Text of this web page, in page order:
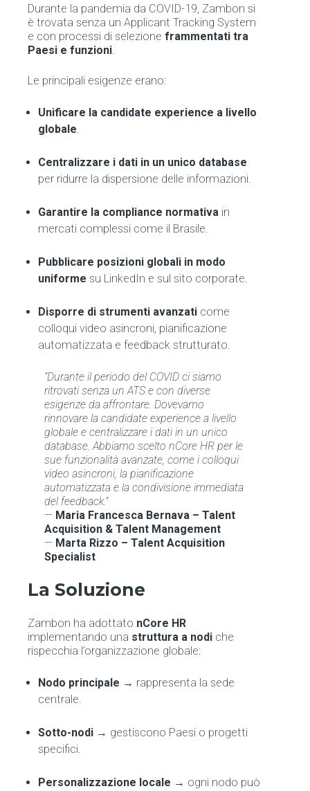
Durante la pandemia da COVID-19, Zambon si
è trovata senza un Applicant Tracking System
e con processi di selezione frammentati tra
Paesi e funzioni.
Le principali esigenze erano:
Unificare la candidate experience a livello
globale.
Centralizzare i dati in un unico database
per ridurre la dispersione delle informazioni.
Garantire la compliance normativa in
mercati complessi come il Brasile.
Pubblicare posizioni globali in modo
uniforme su LinkedIn e sul sito corporate.
Disporre di strumenti avanzati come
colloqui video asincroni, pianificazione
automatizzata e feedback strutturato.
“Durante il periodo del COVID ci siamo
ritrovati senza un ATS e con diverse
esigenze da affrontare. Dovevamo
rinnovare la candidate experience a livello
globale e centralizzare i dati in un unico
database. Abbiamo scelto nCore HR per le
sue funzionalità avanzate, come i colloqui
video asincroni, la pianificazione
automatizzata e la condivisione immediata
del feedback.”
— Maria Francesca Bernava – Talent
Acquisition & Talent Management
— Marta Rizzo – Talent Acquisition
Specialist
La Soluzione
Zambon ha adottato nCore HR
implementando una struttura a nodi che
rispecchia l’organizzazione globale:
Nodo principale → rappresenta la sede
centrale.
Sotto-nodi → gestiscono Paesi o progetti
specifici.
Personalizzazione locale → ogni nodo può